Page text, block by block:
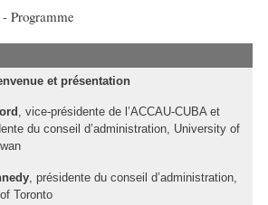
Programme
et présentation
, vice-présidente de l’ACCAU-CUBA et
du conseil d’administration, University of
, présidente du conseil d’administration,
Toronto